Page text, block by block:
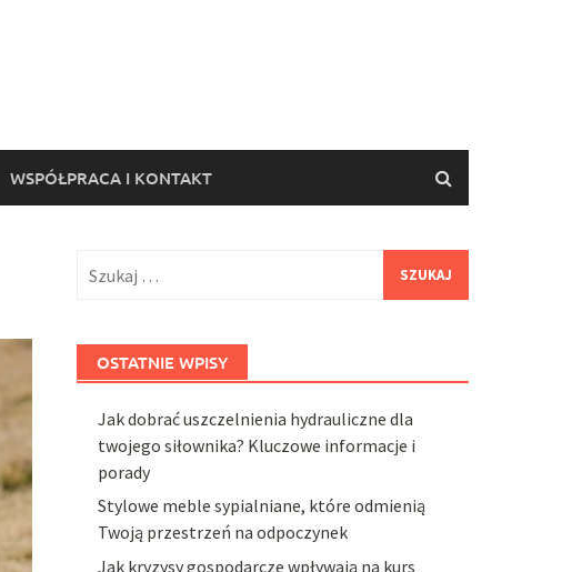
WSPÓŁPRACA I KONTAKT
OSTATNIE WPISY
Jak dobrać uszczelnienia hydrauliczne dla
twojego siłownika? Kluczowe informacje i
porady
Stylowe meble sypialniane, które odmienią
Twoją przestrzeń na odpoczynek
Jak kryzysy gospodarcze wpływają na kurs